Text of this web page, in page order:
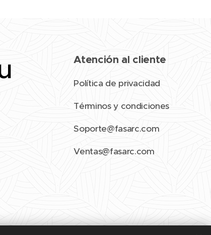
Atención al cliente
Política de privacidad
Términos y condiciones
Soporte@fasarc.com
Ventas@fasarc.com